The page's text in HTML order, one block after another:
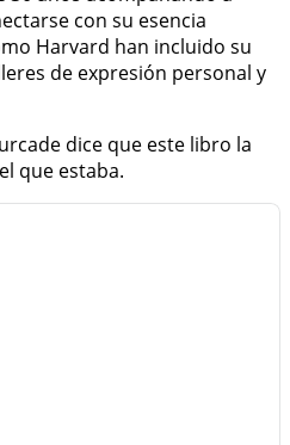
con su esencia
Harvard han incluido su
de expresión personal y
dice que este libro la
que estaba.